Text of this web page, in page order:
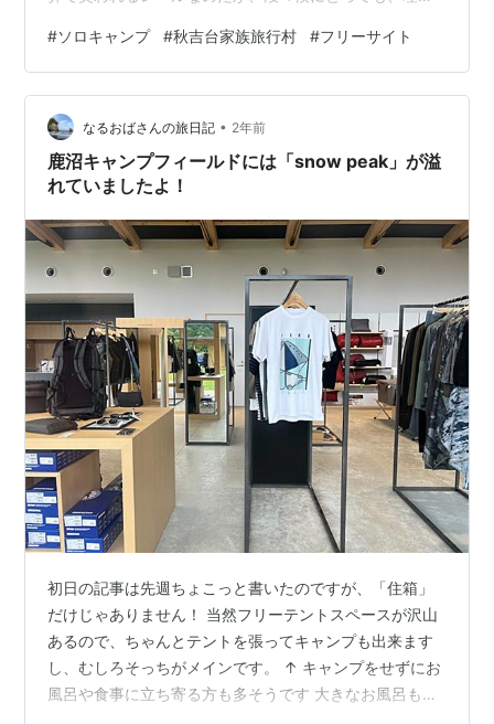
ック一つで全ての荷物が完結するキャンプだ。身軽さと
快適さという矛盾しそうな二つを統合し、それを引っ提
げて本当に静かなところに身を置いてみたい。 そんな想
いを口にするようになって1年以上が経過しているわけだ
が、そこに向かって前進をしている感じは、実はあまり
していないのも理解している。 ―やはり、…
#ソロキャンプ #秋吉台家族旅行村 #フリーサイト
なるおばさんの旅日記 • 2年前
鹿沼キャンプフィールドには「snow peak」が溢
れていましたよ！
初日の記事は先週ちょこっと書いたのですが、「住箱」
だけじゃありません！ 当然フリーテントスペースが沢山
あるので、ちゃんとテントを張ってキャンプも出来ます
し、むしろそっちがメインです。 ↑ キャンプをせずにお
風呂や食事に立ち寄る方も多そうです 大きなお風呂も自